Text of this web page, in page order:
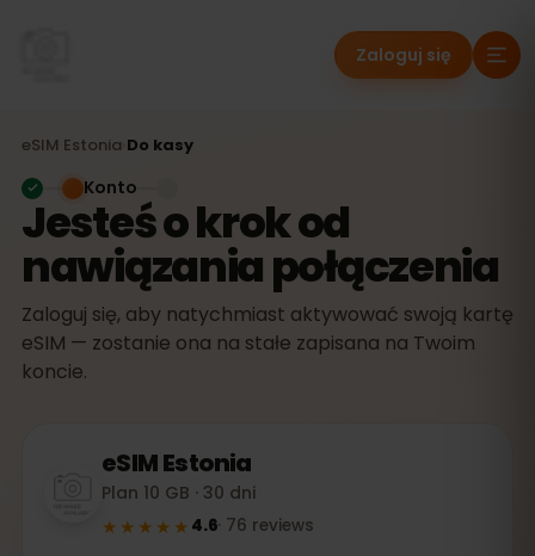
Zaloguj się
eSIM Estonia Do kasy
Jesteś o krok od
nawiązania połączenia
Zaloguj się, aby natychmiast aktywować swoją kartę
eSIM — zostanie ona na stałe zapisana na Twoim
koncie.
Konto
eSIMEstonia
Plan 10 GB · 30 dni
★★★★★ 4.6· 76 reviews